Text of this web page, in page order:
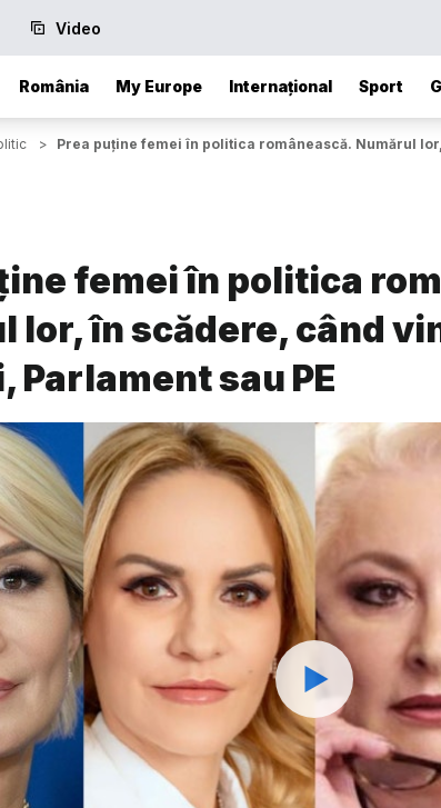
Video
România My Europe Internațional Sport
> Prea puține femei în politica românească. Numărul
femei în politica
lor, în scădere, când
Parlament sau PE
Watch